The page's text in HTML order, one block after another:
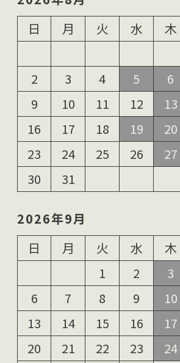
日
月 火 水 木
2
3 4 5 6
9
10 11 12 13
16
17 18 19 20
23
24 25 26 27
30
31
2026年9月
日
月 火 水 木
1
2 3
6
7 8 9 10
13
14 15 16 17
20
21 22 23 24